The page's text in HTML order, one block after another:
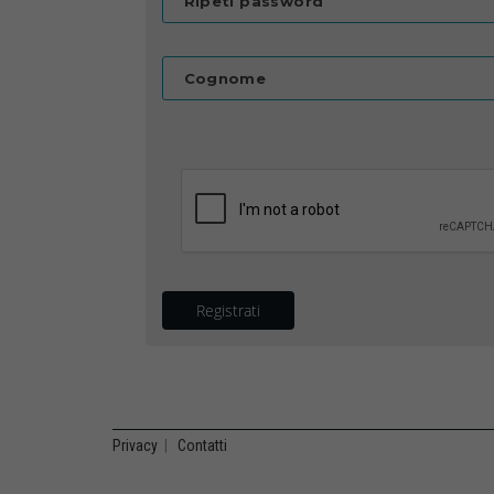
Cognome
Registrati
Privacy Contatti